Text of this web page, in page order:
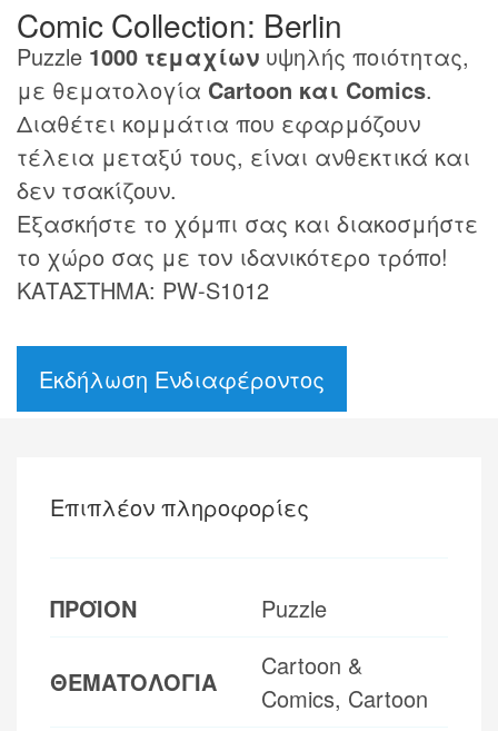
Comic Collection: Berlin
Puzzle 1000 τεμαχίων υψηλής ποιότητας,
με θεματολογία Cartoon και Comics.
Διαθέτει κομμάτια που εφαρμόζουν
τέλεια μεταξύ τους, είναι ανθεκτικά και
δεν τσακίζουν.
Εξασκήστε το χόμπι σας και διακοσμήστε
το χώρο σας με τον ιδανικότερο τρόπο!
ΚΑΤΑΣΤΗΜΑ: PW-S1012
Εκδήλωση Ενδιαφέροντος
Επιπλέον πληροφορίες
ΠΡΟΪΟΝ Puzzle
ΘΕΜΑΤΟΛΟΓΙΑ
Cartoon &
Comics, Cartoon